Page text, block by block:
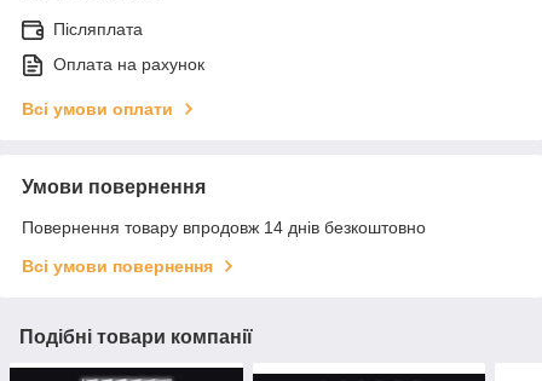
Післяплата
Оплата на рахунок
Всі умови оплати
Умови повернення
Повернення товару впродовж 14 днів безкоштовно
Всі умови повернення
Подібні товари компанії